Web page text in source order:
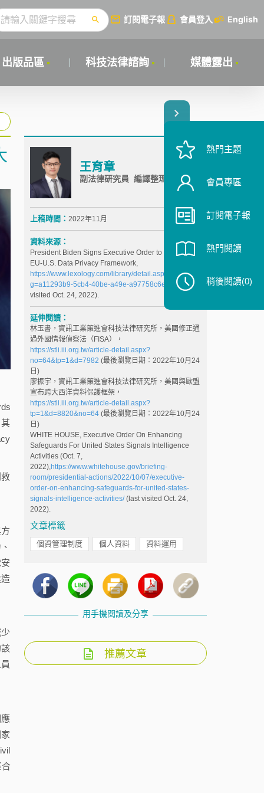
訂閱電子報 會員登入 English
出版品區 科技法律諮詢 媒體露出
王育章
副法律研究員 編譯整理
上稿時間： 2022年11月
資料來源：
President Biden Signs Executive Order to Implement
EU-U.S. Data Privacy Framework,
https://www.lexology.com/library/detail.aspx?
g=a11293b9-5cb4-40be-a49e-a97758c6e2fc
(last
visited Oct. 24, 2022).
延伸閱讀：
林玉書，資訊工業策進會科技法律研究所，美國修正通
過外國情報偵察法（FISA），
https://stli.iii.org.tw/article-detail.aspx?
no=64&tp=1&d=7982 (最後瀏覽日期：2022年10月24
日)
廖振宇，資訊工業策進會科技法律研究所，美國與歐盟
宣布跨大西洋資料保護框架，
https://stli.iii.org.tw/article-detail.aspx?
tp=1&d=8820&no=64(最後瀏覽日期：2022年10月24
日)
WHITE HOUSE, Executive Order On Enhancing
Safeguards For United States Signals Intelligence
Activities (Oct. 7,
2022),https://www.whitehouse.gov/briefing-
room/presidential-actions/2022/10/07/executive-
order-on-enhancing-safeguards-for-united-states-
signals-intelligence-activities/(last visited Oct. 24,
2022).
文章標籤
個資管理制度 個人資料 資料運用
用手機閱讀及分享
推薦文章
熱門主題
會員專區
訂閱電子報
熱門閱讀
稍後閱讀(0)